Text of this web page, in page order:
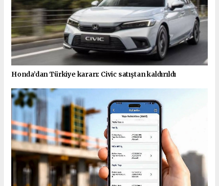
Honda’dan Türkiye kararı: Civic satıştan kaldırıldı